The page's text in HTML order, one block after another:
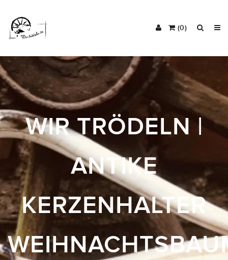
(0)
WIR TRÖDELN |
ANTIKE
KERZENHALTER